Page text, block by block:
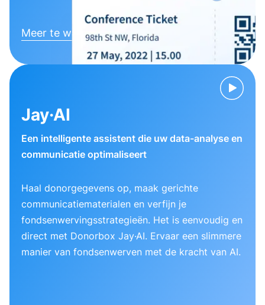
Meer te weten komen
Jay·AI
Een intelligente assistent die uw data-analyse en
communicatie optimaliseert
Haal donorgegevens op, maak gerichte
communicatiematerialen en verfijn je
fondsenwervingsstrategieën. Het is eenvoudig en
direct met Donorbox Jay·AI. Ervaar een slimmere
manier van fondsenwerven met de kracht van AI.